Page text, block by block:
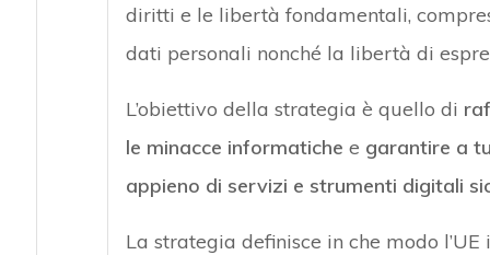
diritti e le libertà fondamentali,
dati personali nonché la libertà di
L’obiettivo della strategia è quello di
le minacce informatiche e garantire a
appieno di servizi e strumenti digitali
La strategia definisce in che modo